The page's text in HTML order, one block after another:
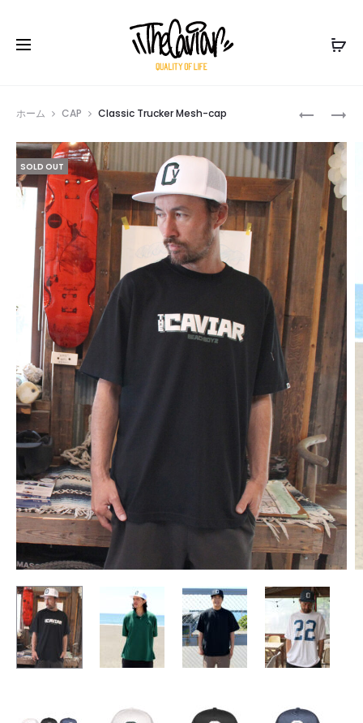
WIDE-
SURF-
HAT
MARCHE-
BAG
ホーム CAP Classic Trucker Mesh-cap
SOLD OUT